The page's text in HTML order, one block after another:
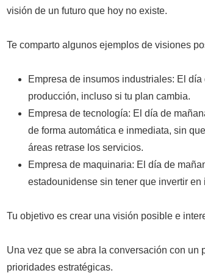
visión de un futuro que hoy no existe.
Te comparto algunos ejemplos de visiones
Empresa de insumos industriales: El
producción, incluso si tu plan cambia.
Empresa de tecnología: El día de
de forma automática e inmediata, sin
áreas retrase los servicios.
Empresa de maquinaria: El día de
estadounidense sin tener que invertir en
Tu objetivo es crear una visión posible e
Una vez que se abra la conversación con un
prioridades estratégicas.